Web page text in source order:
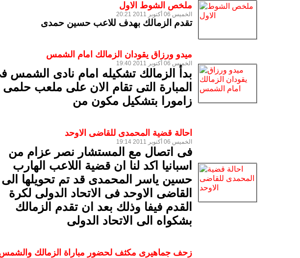
ملخص الشوط الاول
الخميس 06 أكتوبر 2011 20:21
تقدم الزمالك بهدف للاعب حسين حمدى
ميدو ورزاق يقودان الزمالك امام الشمس
الخميس 06 أكتوبر 2011 19:40
بدأ الزمالك تشكيله امام نادى الشمس
المبارة التى تقام الان على ملعب حلمى
زامورا بتشكيل مكون من
احالة قضية المحمدى للقاضى الاوحد
الخميس 06 أكتوبر 2011 19:14
فى اتصال مع المستشار نصر عزام من
اسبانيا اكد لنا ان قضية اللاعب الهارب
حسين ياسر المحمدى قد تم تحويلها الى
القاضى الاوحد فى الاتحاد الدولى لكرة
القدم فيفا وذلك بعد ان تقدم الزمالك
بشكواه الى الاتحاد الدولى
زحف جماهيرى مكثف لحضور مباراة الزمالك